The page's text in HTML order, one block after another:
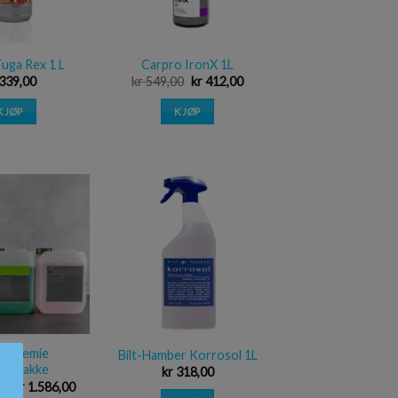
Rex 1 L
Carpro IronX 1L
kr549,00 kr412,00
KJØP
Chemie
kr1.586,00
ønskeliste
Bilt-Hamber Korrosol 1L
kr318,00